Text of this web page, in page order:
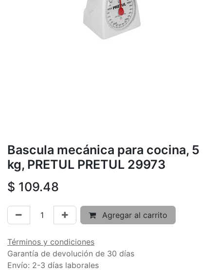
Bascula mecánica para cocina, 5
kg, PRETUL PRETUL 29973
$ 109.48
Agregar al carrito
Términos y condiciones
Garantía de devolución de 30 días
Envío: 2-3 días laborales